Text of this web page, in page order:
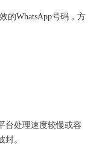
WhatsApp号码，方
处理速度较慢或容
。